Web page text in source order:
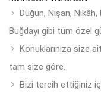
Düğün, Nişan, Nikâh,
Buğdayı gibi tüm özel
Konuklarınıza size
tam size göre.
Bizi tercih ettiğiniz